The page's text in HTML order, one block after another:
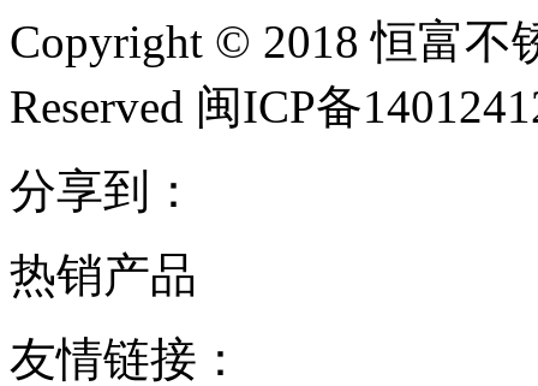
Copyright © 2018 恒富不
Reserved 闽ICP备
分享到：
热销产品
友情链接：